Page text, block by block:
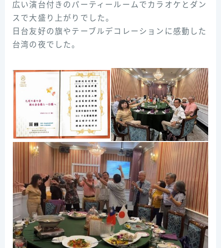
広い演台付きのパーティールームでカラオケとダン
スで大盛り上がりでした。
日台友好の旗やテーブルデコレーションに感動した
台湾の夜でした。